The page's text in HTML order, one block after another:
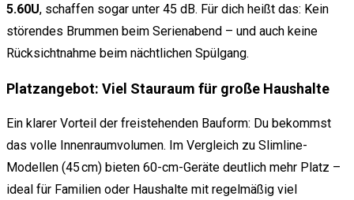
5.60U, schaffen sogar unter 45 dB. Für dich heißt das: Kein
störendes Brummen beim Serienabend – und auch keine
Rücksichtnahme beim nächtlichen Spülgang.
Platzangebot: Viel Stauraum für große Haushalte
Ein klarer Vorteil der freistehenden Bauform: Du bekommst
das volle Innenraumvolumen. Im Vergleich zu Slimline-
Modellen (45 cm) bieten 60-cm-Geräte deutlich mehr Platz –
ideal für Familien oder Haushalte mit regelmäßig viel